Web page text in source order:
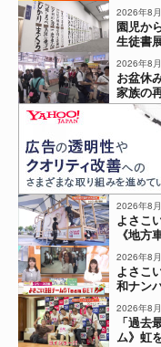
2026年8
園児か
生徒書
2026年8
お盆休
家族の
2026年8
よさこ
《地方
2026年8
よさこ
和ナン
2026年8
「過去
ム》虹